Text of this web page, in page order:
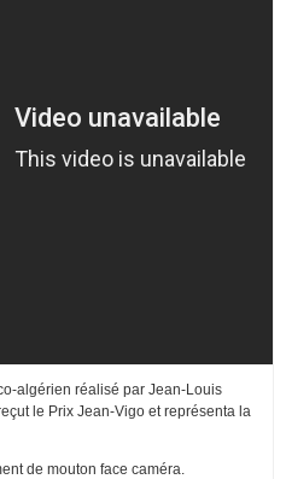
algérien réalisé par Jean-Louis
le Prix Jean-Vigo et représenta la
de mouton face caméra.